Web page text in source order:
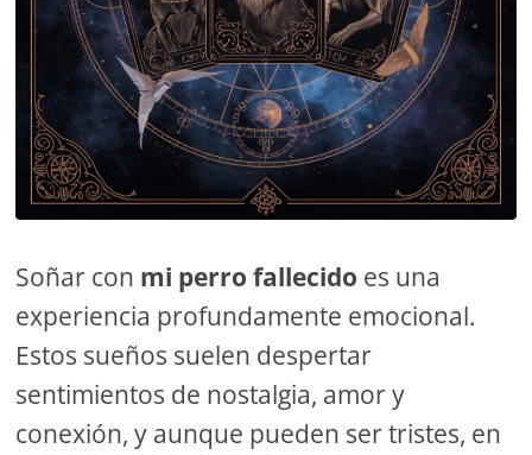
Soñar con mi perro fallecido es una
experiencia profundamente emocional.
Estos sueños suelen despertar
sentimientos de nostalgia, amor y
conexión, y aunque pueden ser tristes, en